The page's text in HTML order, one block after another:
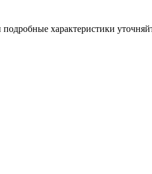
характеристики